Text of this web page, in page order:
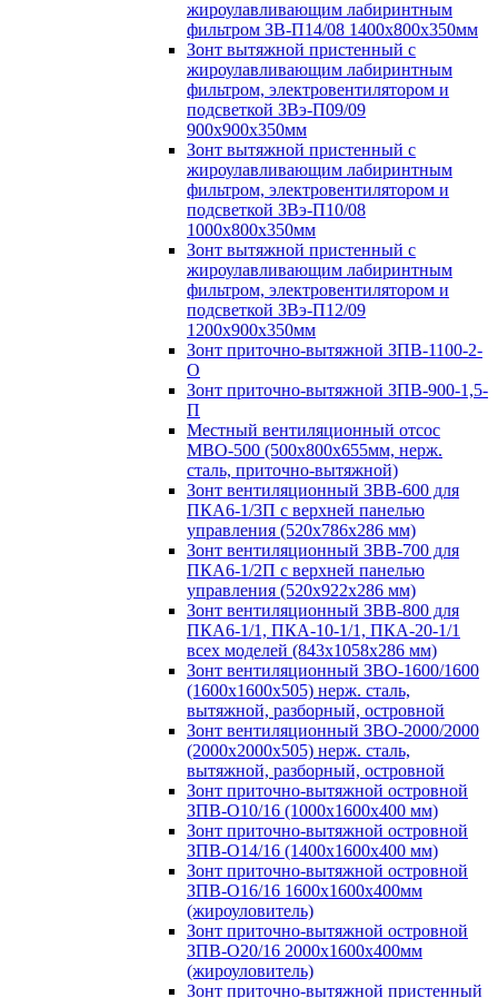
жироулавливающим лабиринтным
фильтром ЗВ-П14/08 1400х800х350мм
Зонт вытяжной пристенный с
жироулавливающим лабиринтным
фильтром, электровентилятором и
подсветкой ЗВэ-П09/09
900х900х350мм
Зонт вытяжной пристенный с
жироулавливающим лабиринтным
фильтром, электровентилятором и
подсветкой ЗВэ-П10/08
1000х800х350мм
Зонт вытяжной пристенный с
жироулавливающим лабиринтным
фильтром, электровентилятором и
подсветкой ЗВэ-П12/09
1200х900х350мм
Зонт приточно-вытяжной ЗПВ-1100-2-
О
Зонт приточно-вытяжной ЗПВ-900-1,5-
П
Местный вентиляционный отсос
МВО-500 (500х800х655мм, нерж.
сталь, приточно-вытяжной)
Зонт вентиляционный ЗВВ-600 для
ПКА6-1/3П с верхней панелью
управления (520х786х286 мм)
Зонт вентиляционный ЗВВ-700 для
ПКА6-1/2П с верхней панелью
управления (520х922х286 мм)
Зонт вентиляционный ЗВВ-800 для
ПКА6-1/1, ПКА-10-1/1, ПКА-20-1/1
всех моделей (843х1058х286 мм)
Зонт вентиляционный ЗВО-1600/1600
(1600х1600х505) нерж. сталь,
вытяжной, разборный, островной
Зонт вентиляционный ЗВО-2000/2000
(2000х2000х505) нерж. сталь,
вытяжной, разборный, островной
Зонт приточно-вытяжной островной
ЗПВ-О10/16 (1000х1600х400 мм)
Зонт приточно-вытяжной островной
ЗПВ-О14/16 (1400х1600х400 мм)
Зонт приточно-вытяжной островной
ЗПВ-О16/16 1600х1600х400мм
(жироуловитель)
Зонт приточно-вытяжной островной
ЗПВ-О20/16 2000х1600х400мм
(жироуловитель)
Зонт приточно-вытяжной пристенный